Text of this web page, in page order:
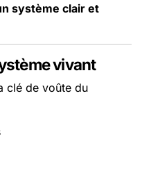
système clair et
vivant
clé de voûte du